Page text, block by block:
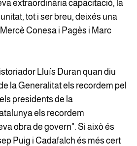
extraordinària capacitació, la
tot i ser breu, deixés una
Conesa i Pagès i Marc
Lluís Duran quan diu
la Generalitat els recordem pel
presidents de la
els recordem
obra de govern". Si això és
Puig i Cadafalch és més cert